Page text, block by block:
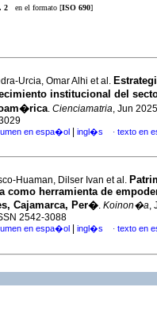
2 en el formato [ISO 690]
Urcia, Omar Alhi et al.
institucional del
. Cienciamatria, Jun
en espa�ol ingl�s · texto en
Huaman, Dilser Ivan et al.
como herramienta de
Cajamarca, Per�. Koinon�a,
2542-3088
en espa�ol ingl�s · texto en